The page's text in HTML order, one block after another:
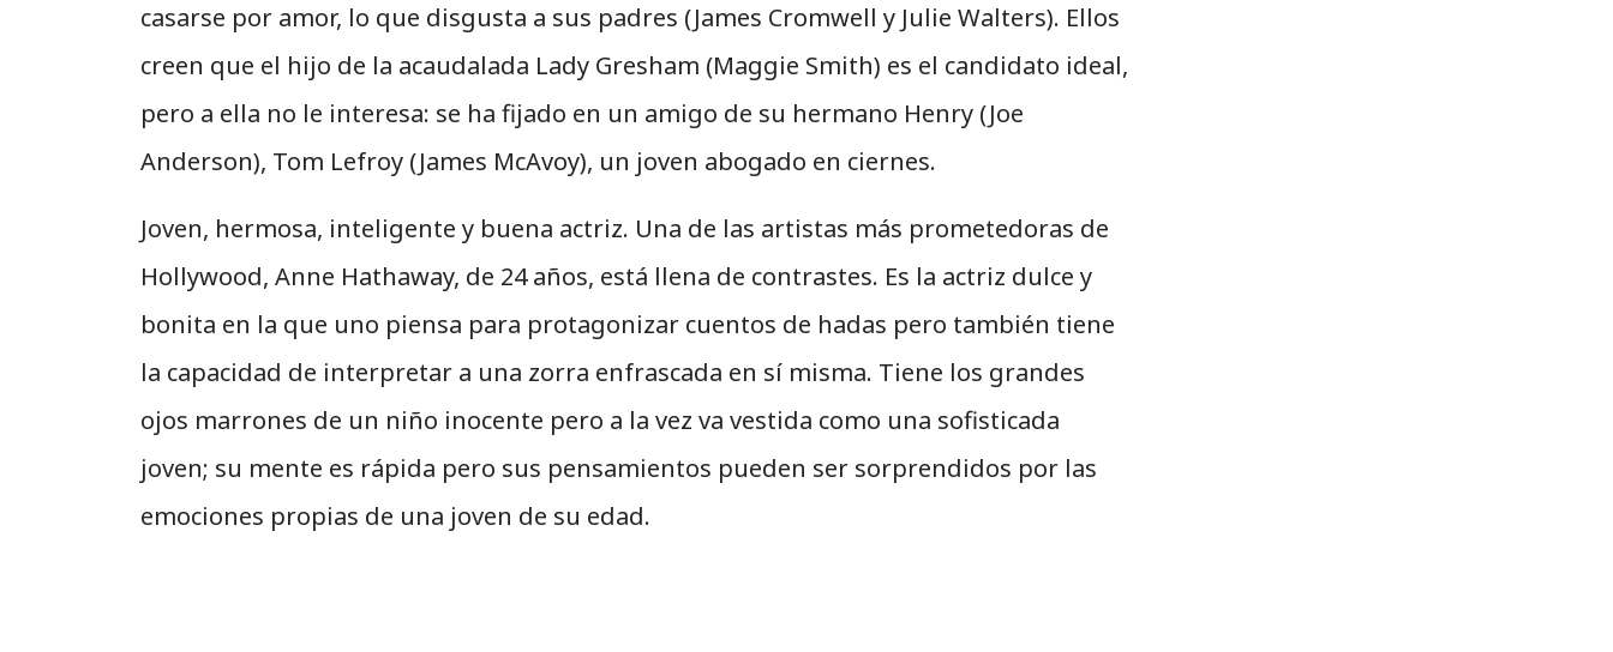
casarse por amor, lo que disgusta a sus padres (James Cromwell y Julie Walters). Ellos
creen que el hijo de la acaudalada Lady Gresham (Maggie Smith) es el candidato ideal,
pero a ella no le interesa: se ha fijado en un amigo de su hermano Henry (Joe
Anderson), Tom Lefroy (James McAvoy), un joven abogado en ciernes.
Joven, hermosa, inteligente y buena actriz. Una de las artistas más prometedoras de
Hollywood, Anne Hathaway, de 24 años, está llena de contrastes. Es la actriz dulce y
bonita en la que uno piensa para protagonizar cuentos de hadas pero también tiene
la capacidad de interpretar a una zorra enfrascada en sí misma. Tiene los grandes
ojos marrones de un niño inocente pero a la vez va vestida como una sofisticada
joven; su mente es rápida pero sus pensamientos pueden ser sorprendidos por las
emociones propias de una joven de su edad.